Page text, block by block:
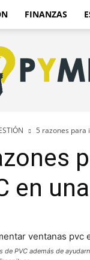
FINANZAS
5 razones para
en
de PVC además de